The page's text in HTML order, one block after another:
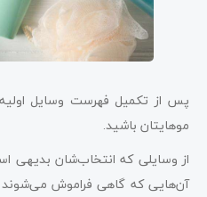
پس از تکمیل فهرست وسایل
موهایتان باشید.
از وسایلی که انتخاب‌شان
آن‌هایی که گاهی فراموش